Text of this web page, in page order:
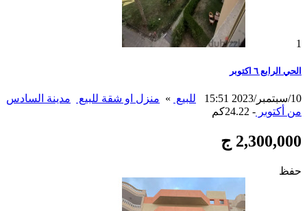
1
الحي الرابع ٦ اكتوبر
10/سبتمبر/2023 15:51 للبيع » منزل او شقة للبيع
مدينة السادس
من أكتوبر - 24.22كم
2,300,000 ج
حفظ